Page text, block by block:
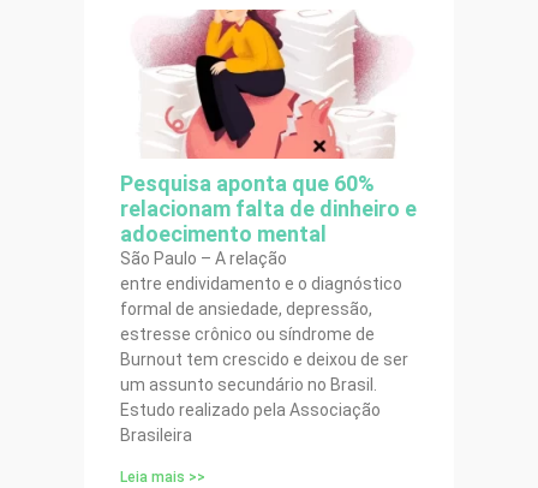
Pesquisa aponta que 60%
relacionam falta de dinheiro e
adoecimento mental
São Paulo – A relação
entre endividamento e o diagnóstico
formal de ansiedade, depressão,
estresse crônico ou síndrome de
Burnout tem crescido e deixou de ser
um assunto secundário no Brasil.
Estudo realizado pela Associação
Brasileira
Leia mais >>